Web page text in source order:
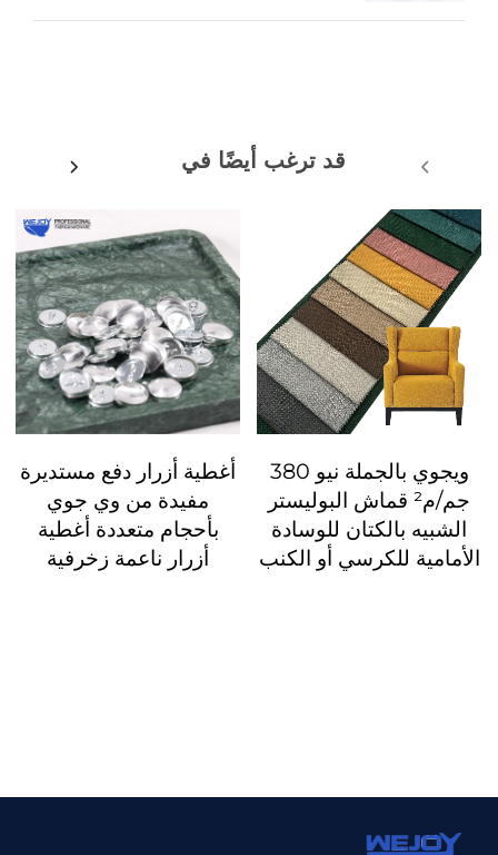
قد ترغب أيضًا في
ويجوي بالجملة نيو 380
جم/م² قماش البوليستر
الشبيه بالكتان للوسادة
الأمامية للكرسي أو الكنب
أغطية أزرار دفع مستديرة
مفيدة من وي جوي
بأحجام متعددة أغطية
أزرار ناعمة زخرفية